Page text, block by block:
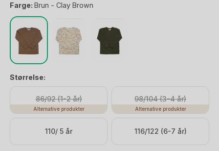
var:
399 kr.
er:
200 kr.
Farge: Brun - Clay Brown
Størrelse:
86/92 (1-2 år)
Alternative produkter
98/104 (3-4 år)
Alternative produkter
110/ 5 år 116/122 (6-7 år)